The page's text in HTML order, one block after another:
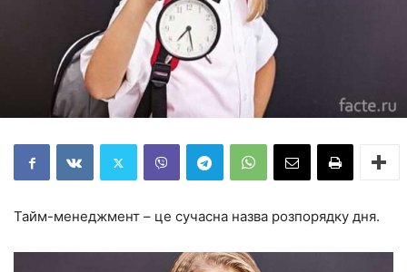
Тайм-менеджмент – це сучасна назва розпорядку дня.